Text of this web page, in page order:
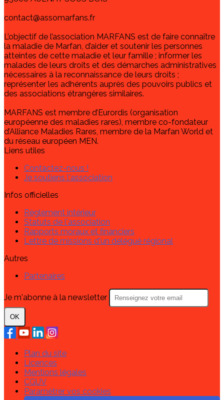
contact@assomarfans.fr
L’objectif de l’association MARFANS est de faire connaître
la maladie de Marfan, d’aider et soutenir les personnes
atteintes de cette maladie et leur famille ; informer les
malades de leurs droits et des démarches administratives
nécessaires à la reconnaissance de leurs droits ;
représenter les adhérents auprès des pouvoirs publics et
des associations étrangères similaires.
MARFANS est membre d’Eurordis (organisation
européenne des maladies rares), membre co-fondateur
d’Alliance Maladies Rares, membre de la Marfan World et
du réseau européen MEN.
Liens utiles
Contactez-nous !
Je soutiens l'association
Infos officielles
Règlement intérieur
Statuts de l'association
Rapports moraux et financiers
Lettre de missions d'un délégué régional
Autres
Partenaires
Je m'abonne à la newsletter
OK
Plan du site
Licences
Mentions légales
CGUV
Paramétrer vos cookies